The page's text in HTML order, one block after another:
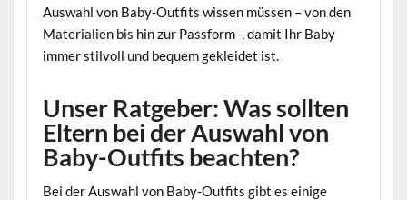
Auswahl von Baby-Outfits wissen müssen – von den
Materialien bis hin zur Passform -, damit Ihr Baby
immer stilvoll und bequem gekleidet ist.
Unser Ratgeber: Was sollten
Eltern bei der Auswahl von
Baby-Outfits beachten?
Bei der Auswahl von Baby-Outfits gibt es einige